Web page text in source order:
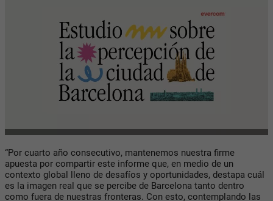
“Por cuarto año consecutivo, mantenemos nuestra firme
apuesta por compartir este informe que, en medio de un
contexto global lleno de desafíos y oportunidades, destapa cuál
es la imagen real que se percibe de Barcelona tanto dentro
como fuera de nuestras fronteras. Con esto, contemplando las